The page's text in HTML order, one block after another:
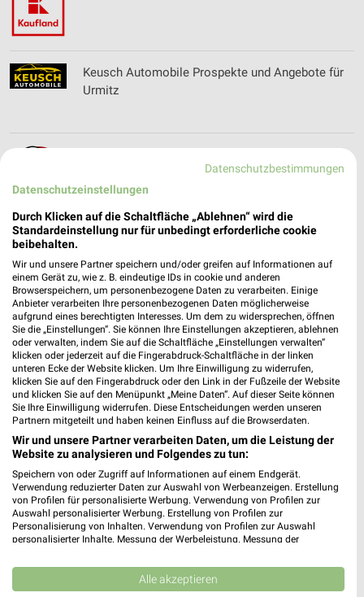
Keusch Automobile Prospekte und Angebote für
Urmitz
KfW Filialen & Öffnungszeiten für Bonn
Kieser Training Filialen & Öffnungszeiten für
Bonn
Kik Online Prospekt für Bendorf
KODi Prospekte & Aktionen für Koblenz
Datenschutzbestimmungen
Datenschutzeinstellungen
Durch Klicken auf die Schaltfläche „Ablehnen“ wird die
Standardeinstellung nur für unbedingt erforderliche cookie
beibehalten.
Wir und unsere Partner speichern und/oder greifen auf Informationen auf
einem Gerät zu, wie z. B. eindeutige IDs in cookie und anderen
Browserspeichern, um personenbezogene Daten zu verarbeiten. Einige
Anbieter verarbeiten Ihre personenbezogenen Daten möglicherweise
aufgrund eines berechtigten Interesses. Um dem zu widersprechen, öffnen
Sie die „Einstellungen“. Sie können Ihre Einstellungen akzeptieren, ablehnen
oder verwalten, indem Sie auf die Schaltfläche „Einstellungen verwalten“
klicken oder jederzeit auf die Fingerabdruck-Schaltfläche in der linken
unteren Ecke der Website klicken. Um Ihre Einwilligung zu widerrufen,
klicken Sie auf den Fingerabdruck oder den Link in der Fußzeile der Website
und klicken Sie auf den Menüpunkt „Meine Daten“. Auf dieser Seite können
Sie Ihre Einwilligung widerrufen. Diese Entscheidungen werden unseren
Partnern mitgeteilt und haben keinen Einfluss auf die Browserdaten.
Wir und unsere Partner verarbeiten Daten, um die Leistung der
Website zu analysieren und Folgendes zu tun:
Speichern von oder Zugriff auf Informationen auf einem Endgerät.
Verwendung reduzierter Daten zur Auswahl von Werbeanzeigen. Erstellung
von Profilen für personalisierte Werbung. Verwendung von Profilen zur
Auswahl personalisierter Werbung. Erstellung von Profilen zur
Personalisierung von Inhalten. Verwendung von Profilen zur Auswahl
personalisierter Inhalte. Messung der Werbeleistung. Messung der
Kombinationen von Daten aus verschiedenen Quellen. Entwicklung und
Verbesserung der Angebote. Verwendung reduzierter Daten zur Auswahl
von Inhalten.
Alle akzeptieren